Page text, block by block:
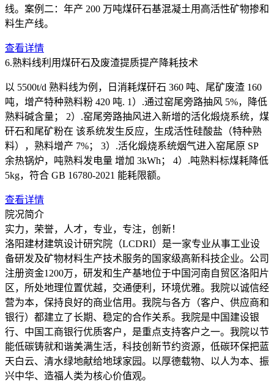
线。案例二：年产 200 万吨煤矸石基混凝土用高活性矿物掺和
料生产线。
查看详情
6.熟料线利用煤矸石及废渣提质提产降耗技术
以 5500t/d 熟料线为例，日消耗煤矸石 360 吨、尾矿废渣 160
吨，增产特种熟料粉 420 吨. 1）.通过窑尾旁路抽风 5%，降低
熟料碱含量； 2）.窑尾旁路抽风进入新增的活化煅烧系统，煤
矸石和尾矿粉在 该系统发生反应，生成活性硅酸盐（特种熟
料），熟料增产 7%； 3）.活化煅烧系统烟气进入窑尾原 SP
余热锅炉，吨熟料发电量 增加 3kWh； 4）.吨熟料标煤耗降低
5kg，符合 GB 16780-2021 能耗限额。
查看详情
院况简介
实力，荣誉，人才，专业，专注，创新！
洛阳建材建筑设计研究院（LCDRI）是一家专业从事工业设
备研发及矿物材料生产技术服务的国家级高新科技企业。公司
注册资金1200万，研发和生产基地位于中国河南自贸区洛阳片
区，所处地理位置优越，交通便利，环境优雅。我院以诚信经
营为本，保持良好的商业信用。我院与各方（客户、供应商和
银行）都建立了长期、稳定的合作关系。我院是中国建设银
行、中国工商银行优质客户，是重点支持客户之一。我院以节
能低碳铸就和谐美满生活，科技创新节约资源，低碳环保把蓝
天白云、清水绿地献给地球家园。以厚德载物、以人为本、振
兴中华、造福人类为核心价值观。